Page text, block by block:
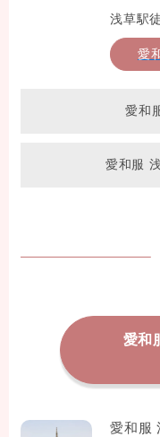
浅草駅
愛
愛和
愛和服
愛和
愛和服